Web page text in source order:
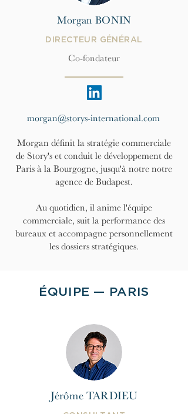
Morgan BONIN
DIRECTEUR GÉNÉRAL
Co-fondateur
morgan@storys-international.com
Morgan définit la stratégie commerciale
de Story's et conduit le développement de
Paris à la Bourgogne, jusqu'à notre notre
agence de Budapest.
Au quotidien, il anime l'équipe
commerciale, suit la performance des
bureaux et accompagne personnellement
les dossiers stratégiques.
ÉQUIPE — PARIS
Jérôme TARDIEU